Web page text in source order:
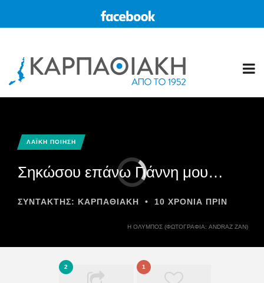
Η ΌΛΥΜΠΟΣ (ΦΩΤΟΓΡΑΦΊΑ: ANDRAZ ZAN)
ΛΑΪΚΗ ΠΟΙΗΣΗ
Σηκώσου επάνω Γιάννη μου…
ΣΥΝΤΆΚΤΗΣ: ΚΑΡΠΑΘΙΑΚΗ • 10 ΧΡΌΝΙΑ ΠΡΙΝ
2 1